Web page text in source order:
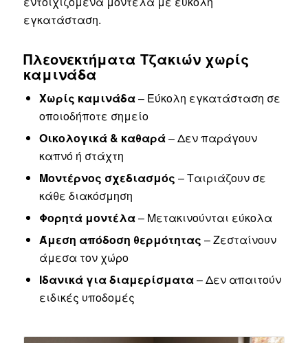
εγκατάσταση.
Πλεονεκτήματα Τζακιών χωρίς
καμινάδα
Χωρίς καμινάδα– Εύκολη εγκατάσταση σε
οποιοδήποτε σημείο
Οικολογικά & καθαρά– Δεν παράγουν
καπνό ή στάχτη
Μοντέρνος σχεδιασμός – Ταιριάζουν σε
κάθε διακόσμηση
Φορητά μοντέλα– Μετακινούνται εύκολα
Άμεση απόδοση θερμότητας – Ζεσταίνουν
άμεσα τον χώρο
Ιδανικά για διαμερίσματα– Δεν απαιτούν
ειδικές υποδομές